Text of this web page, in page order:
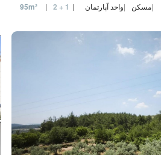
مسکن واحد آپارتمان 95m² 2 + 1